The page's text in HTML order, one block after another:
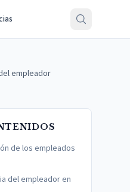
empleador
de los empleados
del empleador en